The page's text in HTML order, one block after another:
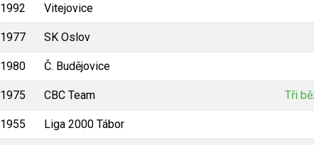
1992 Vitejovice
1977 SK Oslov
1980 Č. Budějovice
1975 CBC Team Tři
1955 Liga 2000 Tábor